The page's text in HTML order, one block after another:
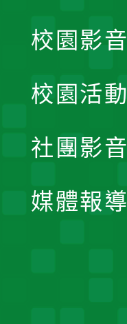
校園影音
校園活動
社團影音
媒體報導